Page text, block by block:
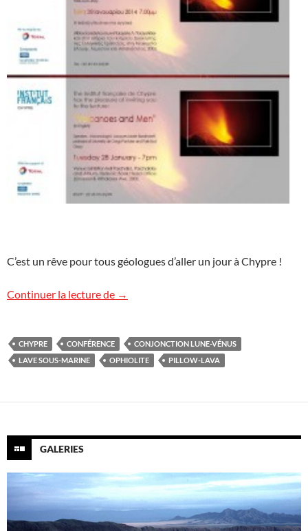
C’est un rêve pour tous géologues d’aller un jour à Chypre !
Continuer la lecture de Découverte de Chypre
→
CHYPRE CONFÉRENCE
CONJONCTION LUNE-VÉNUS
LAVE SOUS-MARINE
OPHIOLITE PILLOW-LAVA
GALERIES